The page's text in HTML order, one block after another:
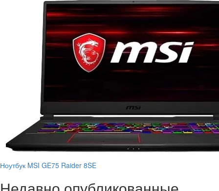
Ноутбук MSI GE75 Raider 8SE